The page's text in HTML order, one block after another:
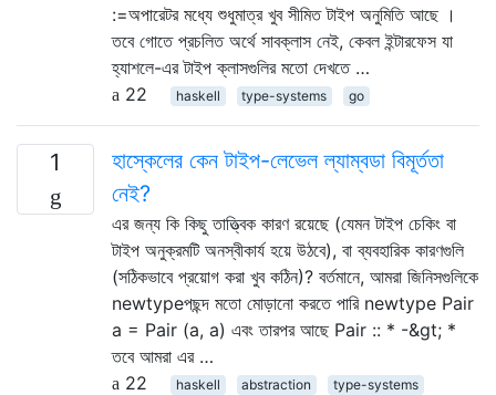
:=অপারেটর মধ্যে শুধুমাত্র খুব সীমিত টাইপ অনুমিতি আছে ।
তবে গোতে প্রচলিত অর্থে সাবক্লাস নেই, কেবল ইন্টারফেস যা
হ্যাশলে-এর টাইপ ক্লাসগুলির মতো দেখতে …
22
haskell type-systems go
1
হাস্কেলের কেন টাইপ-লেভেল ল্যাম্বডা বিমূর্ততা
নেই?
এর জন্য কি কিছু তাত্ত্বিক কারণ রয়েছে (যেমন টাইপ চেকিং বা
টাইপ অনুক্রমটি অনস্বীকার্য হয়ে উঠবে), বা ব্যবহারিক কারণগুলি
(সঠিকভাবে প্রয়োগ করা খুব কঠিন)? বর্তমানে, আমরা জিনিসগুলিকে
newtypeপছন্দ মতো মোড়ানো করতে পারি newtype Pair
a = Pair (a, a) এবং তারপর আছে Pair :: * -&gt; *
তবে আমরা এর …
22
haskell abstraction
type-systems